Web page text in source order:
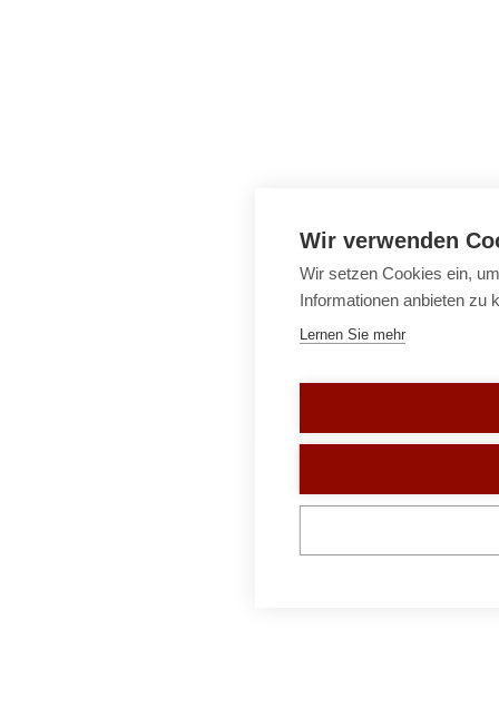
Wir verwenden
Wir setzen Cookies ein,
Informationen anbieten zu
Lernen Sie mehr